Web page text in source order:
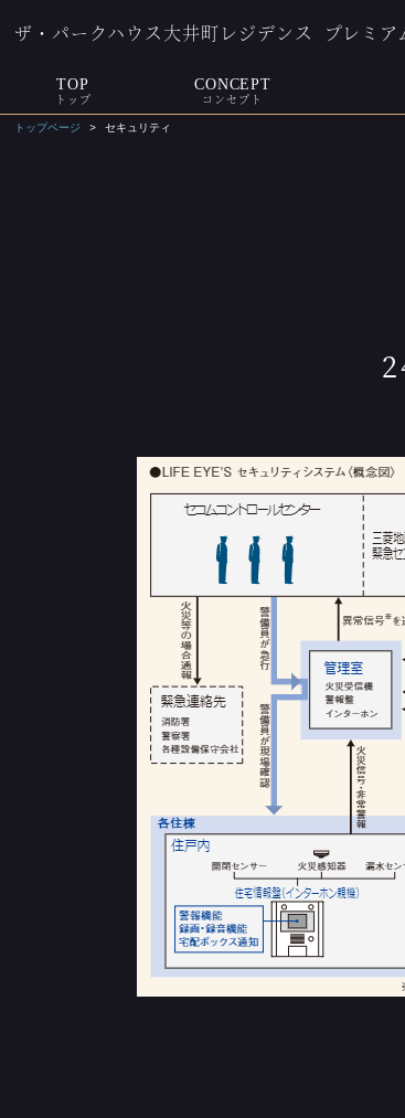
ザ・パークハウス大井町レジデンス プレミ
TOP
トップ
CONCEPT
コンセプト
トップページ セキュリティ